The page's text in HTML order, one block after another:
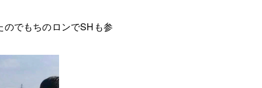
でもちのロンでSHも参